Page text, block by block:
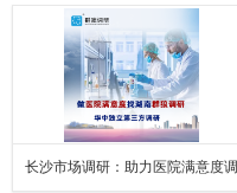
长沙市场调研：助力医院满意度调